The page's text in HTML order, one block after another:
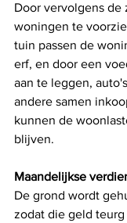
Door vervolgens de
woningen te
tuin passen de
erf, en door een
aan te leggen,
andere samen
kunnen de
blijven.
Maandelijkse
De grond wordt
zodat die geld